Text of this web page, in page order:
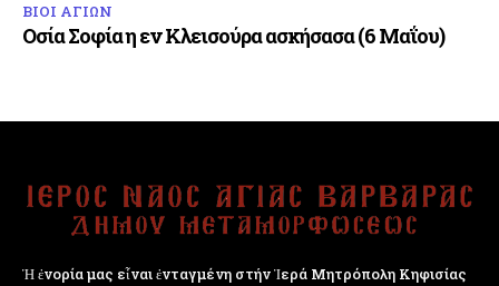
ΒΙΟΙ ΑΓΙΩΝ
Οσία Σοφία η εν Κλεισούρα ασκήσασα (6 Μαΐου)
Ἡ ἐνορία μας εἶναι ἐνταγμένη στήν Ἱερά Μητρόπολη Κηφισίας